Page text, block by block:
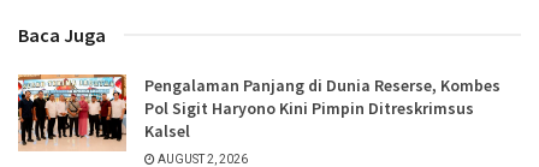
Baca Juga
Pengalaman Panjang di Dunia Reserse, Kombes
Pol Sigit Haryono Kini Pimpin Ditreskrimsus
Kalsel
AUGUST 2, 2026